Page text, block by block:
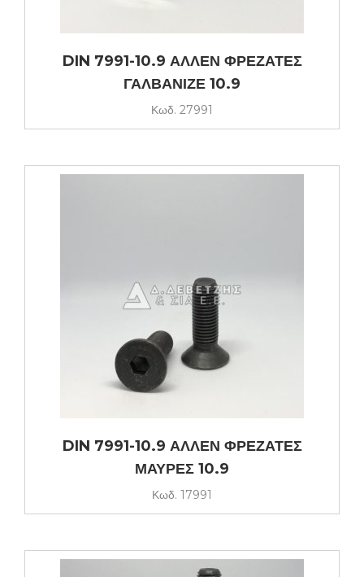
DIN 7991-10.9 ΑΛΛΕΝ ΦΡΕΖΑΤΕΣ
ΓΑΛΒΑΝΙΖΕ 10.9
Κωδ. 27991
DIN 7991-10.9 ΑΛΛΕΝ ΦΡΕΖΑΤΕΣ
ΜΑΥΡΕΣ 10.9
Κωδ. 17991